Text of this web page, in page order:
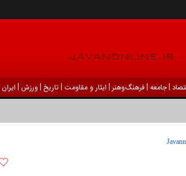
|جامعه |فرهنگ‌و‌هنر | ایثار و مقاومت |تاریخ |ورزش | ايران